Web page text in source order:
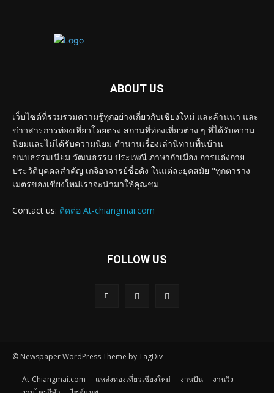
ABOUT US
เว็บไซต์ที่รวมรวมความรู้ทุกอย่างเกี่ยวกับเชียงใหม่ และล้านนา และ
ข่าวสารการท่องเที่ยวโดยตรง สถานที่ท่องเที่ยวต่าง ๆ ที่ได้รับความ
นิยมและไม่ได้รับความนิยม ตำนานเรื่องเล่านิทานพื้นบ้าน
ขนบธรรมเนียม วัฒนธรรม ประเพณี ภาษากำเมือง การแต่งกาย
ประวัติบุคคลสำคัญ เกจิอาจารย์ชื่อดัง ในแต่ละยุคสมัย "ทุกตาราง
เมตรของเชียงใหม่เราจะนำมาให้คุณชม
Contact us: ติดต่อ At-chiangmai.com
FOLLOW US
© Newspaper WordPress Theme by TagDiv
At-Chiangmai.com แหล่งท่องเที่ยวเชียงใหม่ งานปั่น
งานวิ่ง